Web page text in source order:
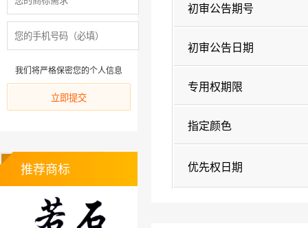
初审公告期号
初审公告日期
专用权期限
指定颜色
优先权日期
我们将严格保密您的个人信息
推荐商标